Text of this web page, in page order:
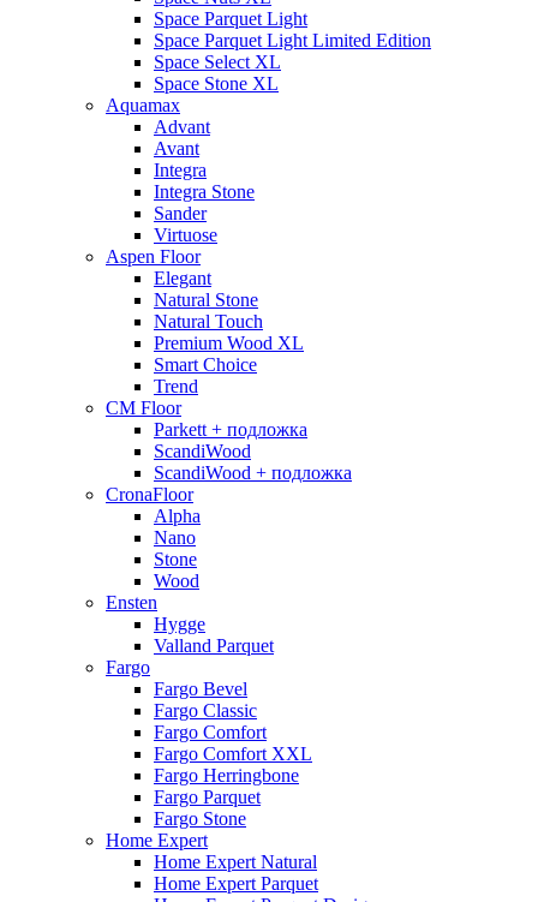
Space Parquet Light
Space Parquet Light Limited Edition
Space Select XL
Space Stone XL
Aquamax
Advant
Avant
Integra
Integra Stone
Sander
Virtuose
Aspen Floor
Elegant
Natural Stone
Natural Touch
Premium Wood XL
Smart Choice
Trend
CM Floor
Parkett + подложка
ScandiWood
ScandiWood + подложка
CronaFloor
Alpha
Nano
Stone
Wood
Ensten
Hygge
Valland Parquet
Fargo
Fargo Bevel
Fargo Classic
Fargo Comfort
Fargo Comfort XXL
Fargo Herringbone
Fargo Parquet
Fargo Stone
Home Expert
Home Expert Natural
Home Expert Parquet